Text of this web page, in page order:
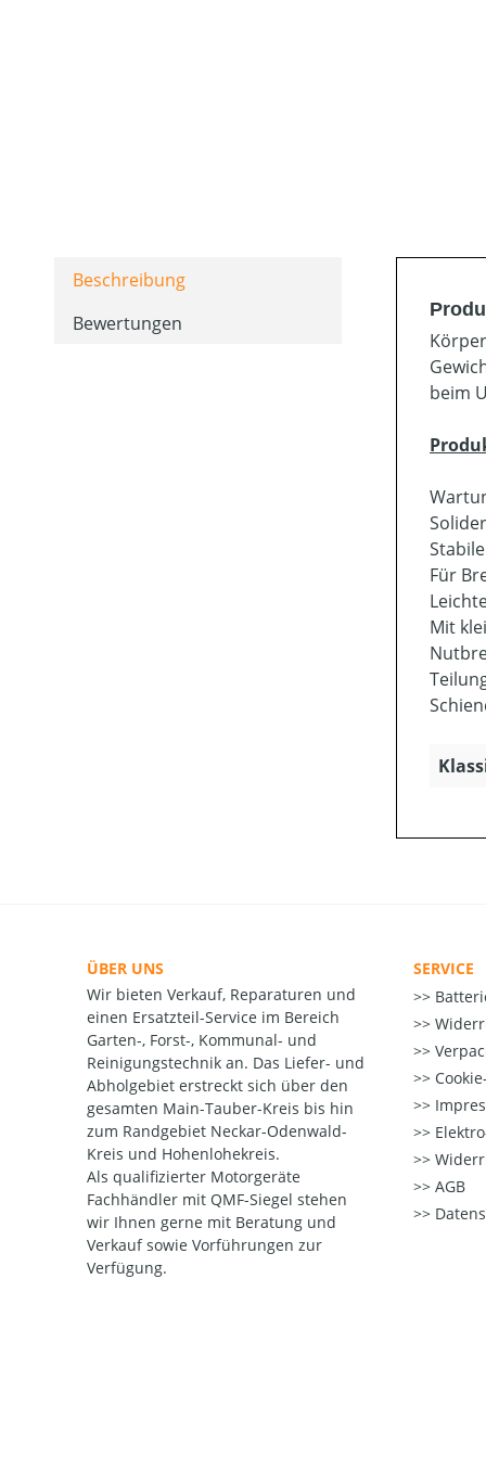
Beschreibung
Bewertungen
beim
Für
Mit
ÜBER UNS
Wir bieten Verkauf, Reparaturen und
einen Ersatzteil-Service im Bereich
Garten-, Forst-, Kommunal- und
Reinigungstechnik an. Das Liefer- und
Abholgebiet erstreckt sich über den
gesamten Main-Tauber-Kreis bis hin
zum Randgebiet Neckar-Odenwald-
Kreis und Hohenlohekreis.
Als qualifizierter Motorgeräte
Fachhändler mit QMF-Siegel stehen
wir Ihnen gerne mit Beratung und
Verkauf sowie Vorführungen zur
Verfügung.
SERVICE
AGB